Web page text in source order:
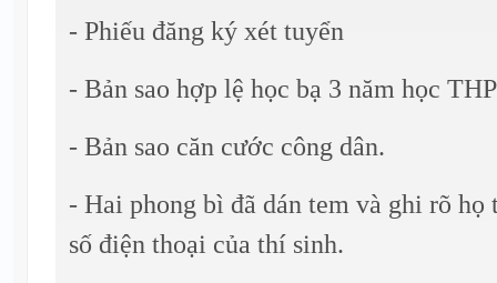
- Phiếu đăng ký xét tuyển
- Bản sao hợp lệ học bạ 3 năm học
- Bản sao căn cước công dân.
- Hai phong bì đã dán tem và ghi rõ
số điện thoại của thí sinh.